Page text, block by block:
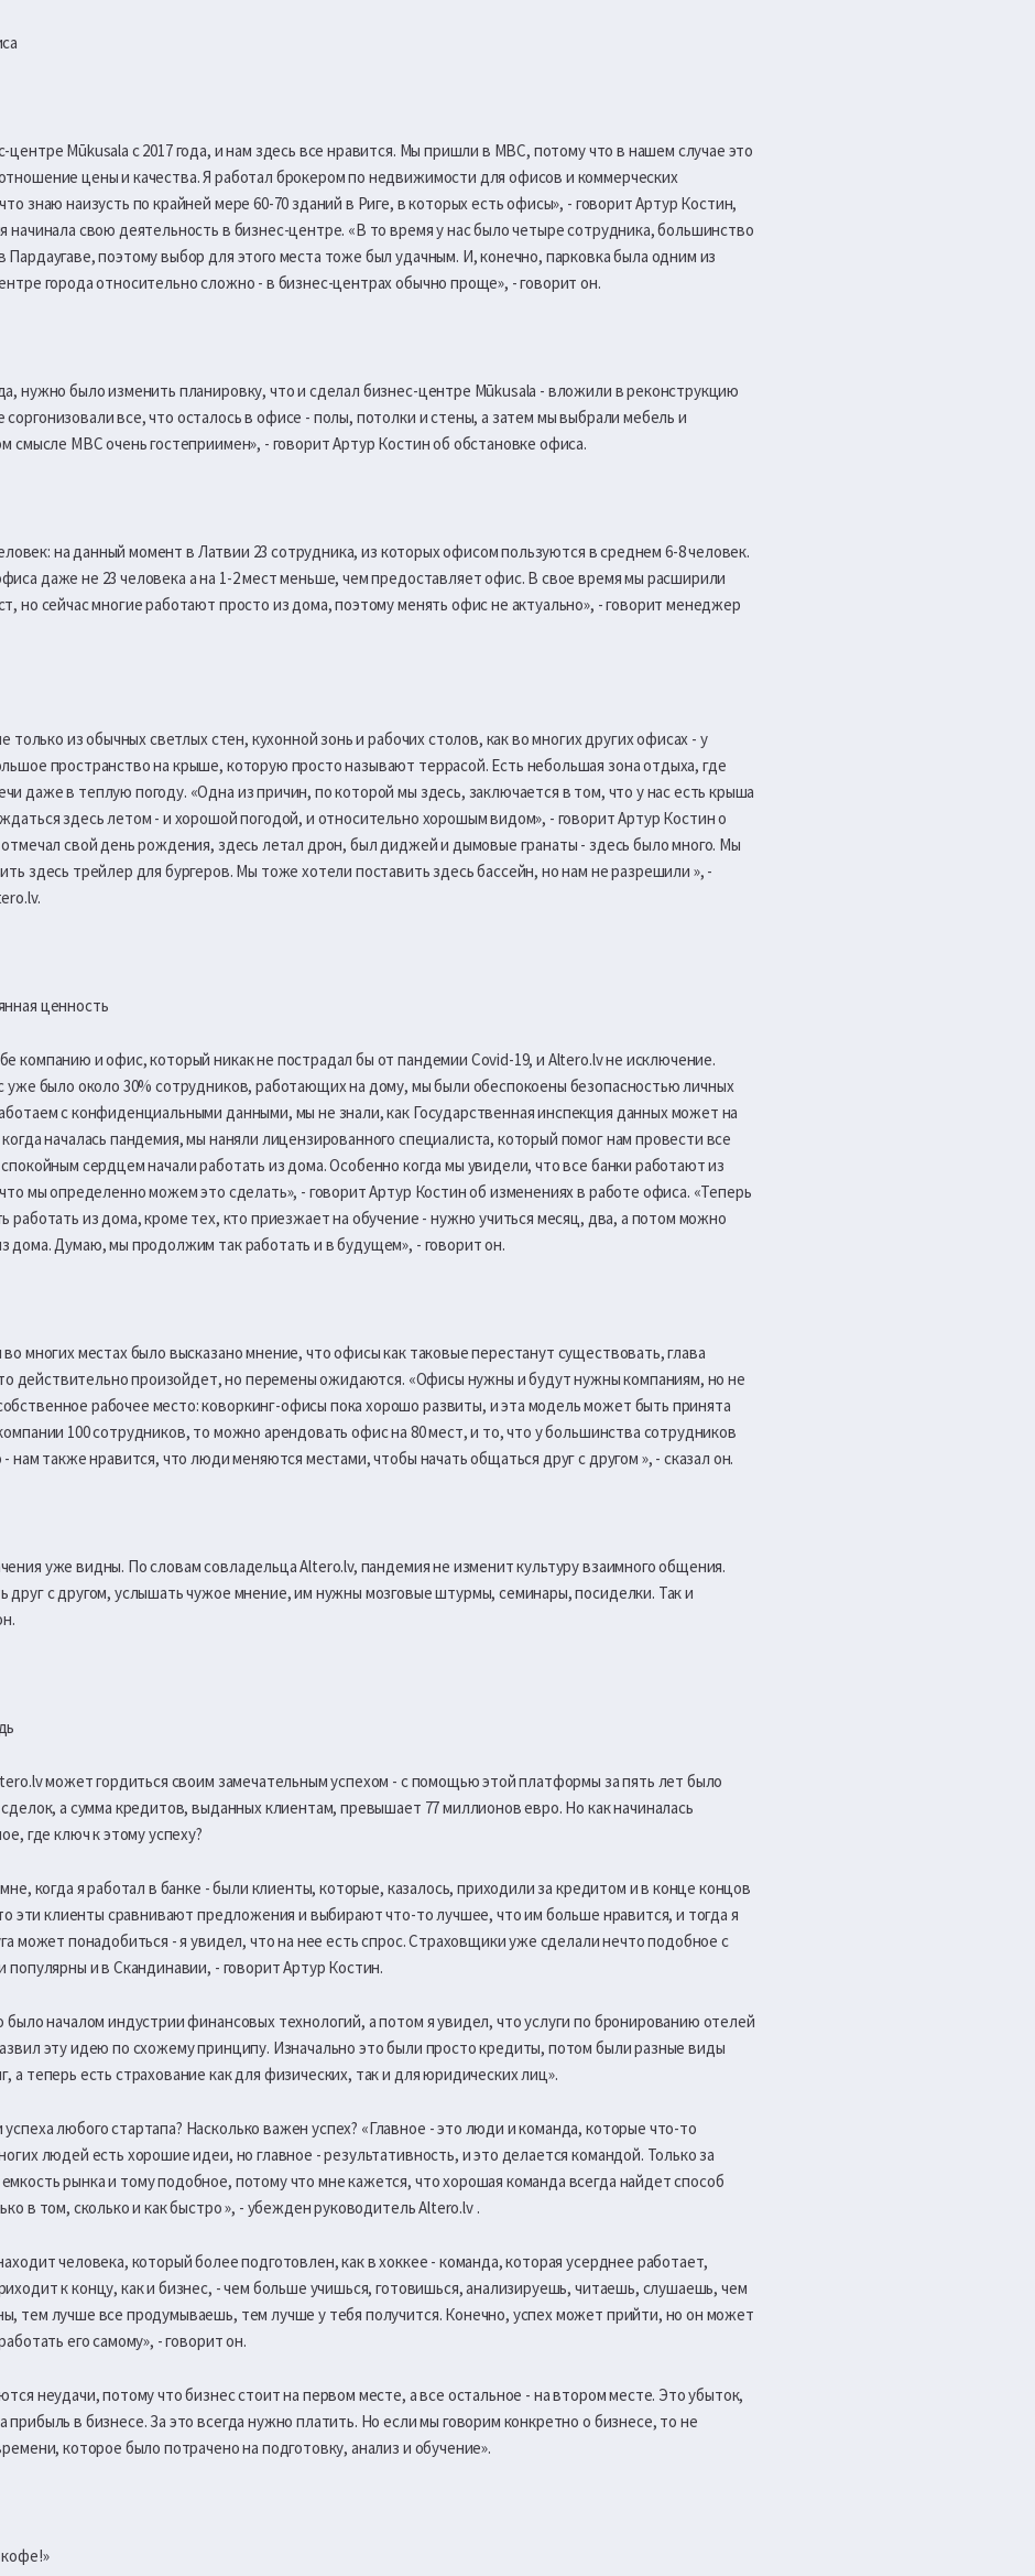
Mūkusala с 2017 года, и нам здесь все нравится. Мы пришли в MBC, потому что в нашем случае это
цены и качества. Я работал брокером по недвижимости для офисов и коммерческих
знаю наизусть по крайней мере 60-70 зданий в Риге, в которых есть офисы», - говорит Артур Костин,
начинала свою деятельность в бизнес-центре. «В то время у нас было четыре сотрудника, большинство
поэтому выбор для этого места тоже был удачным. И, конечно, парковка была одним из
города относительно сложно - в бизнес-центрах обычно проще», - говорит он.
нужно было изменить планировку, что и сделал бизнес-центре Mūkusala - вложили в реконструкцию
все, что осталось в офисе - полы, потолки и стены, а затем мы выбрали мебель и
смысле MBC очень гостеприимен», - говорит Артур Костин об обстановке офиса.
на данный момент в Латвии 23 сотрудника, из которых офисом пользуются в среднем 6-8 человек.
даже не 23 человека а на 1-2 мест меньше, чем предоставляет офис. В свое время мы расширили
но сейчас многие работают просто из дома, поэтому менять офис не актуально», - говорит менеджер
только из обычных светлых стен, кухонной зонь и рабочих столов, как во многих других офисах - у
пространство на крыше, которую просто называют террасой. Есть небольшая зона отдыха, где
даже в теплую погоду. «Одна из причин, по которой мы здесь, заключается в том, что у нас есть крыша
здесь летом - и хорошой погодой, и относительно хорошым видом», - говорит Артур Костин о
свой день рождения, здесь летал дрон, был диджей и дымовые гранаты - здесь было много. Мы
здесь трейлер для бургеров. Мы тоже хотели поставить здесь бассейн, но нам не разрешили », -
ценность
компанию и офис, который никак не пострадал бы от пандемии Covid-19, и Altero.lv не исключение.
уже было около 30% сотрудников, работающих на дому, мы были обеспокоены безопасностью личных
с конфиденциальными данными, мы не знали, как Государственная инспекция данных может на
началась пандемия, мы наняли лицензированного специалиста, который помог нам провести все
сердцем начали работать из дома. Особенно когда мы увидели, что все банки работают из
мы определенно можем это сделать», - говорит Артур Костин об изменениях в работе офиса. «Теперь
работать из дома, кроме тех, кто приезжает на обучение - нужно учиться месяц, два, а потом можно
дома. Думаю, мы продолжим так работать и в будущем», - говорит он.
многих местах было высказано мнение, что офисы как таковые перестанут существовать, глава
действительно произойдет, но перемены ожидаются. «Офисы нужны и будут нужны компаниям, но не
рабочее место: коворкинг-офисы пока хорошо развиты, и эта модель может быть принята
100 сотрудников, то можно арендовать офис на 80 мест, и то, что у большинства сотрудников
нам также нравится, что люди меняются местами, чтобы начать общаться друг с другом », - сказал он.
уже видны. По словам совладельца Altero.lv, пандемия не изменит культуру взаимного общения.
друг с другом, услышать чужое мнение, им нужны мозговые штурмы, семинары, посиделки. Так и
может гордиться своим замечательным успехом - с помощью этой платформы за пять лет было
а сумма кредитов, выданных клиентам, превышает 77 миллионов евро. Но как начиналась
где ключ к этому успеху?
когда я работал в банке - были клиенты, которые, казалось, приходили за кредитом и в конце концов
эти клиенты сравнивают предложения и выбирают что-то лучшее, что им больше нравится, и тогда я
может понадобиться - я увидел, что на нее есть спрос. Страховщики уже сделали нечто подобное с
популярны и в Скандинавии, - говорит Артур Костин.
было началом индустрии финансовых технологий, а потом я увидел, что услуги по бронированию отелей
эту идею по схожему принципу. Изначально это были просто кредиты, потом были разные виды
а теперь есть страхование как для физических, так и для юридических лиц».
любого стартапа? Насколько важен успех? «Главное - это люди и команда, которые что-то
людей есть хорошие идеи, но главное - результативность, и это делается командой. Только за
рынка и тому подобное, потому что мне кажется, что хорошая команда всегда найдет способ
в том, сколько и как быстро », - убежден руководитель Altero.lv .
человека, который более подготовлен, как в хоккее - команда, которая усерднее работает,
к концу, как и бизнес, - чем больше учишься, готовишься, анализируешь, читаешь, слушаешь, чем
тем лучше все продумываешь, тем лучше у тебя получится. Конечно, успех может прийти, но он может
его самому», - говорит он.
неудачи, потому что бизнес стоит на первом месте, а все остальное - на втором месте. Это убыток,
в бизнесе. За это всегда нужно платить. Но если мы говорим конкретно о бизнесе, то не
которое было потрачено на подготовку, анализ и обучение».